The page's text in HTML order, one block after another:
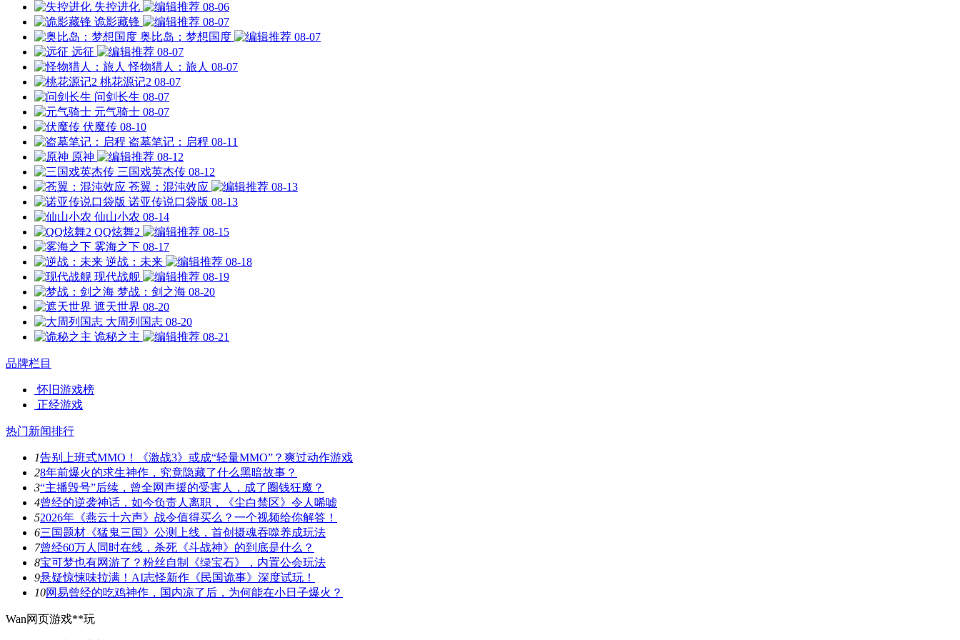
失控进化
08-06
诡影藏锋
08-07
奥比岛：梦想国度
08-07
远征
08-07
怪物猎人：旅人 08-07
桃花源记2 08-07
问剑长生 08-07
元气骑士 08-07
伏魔传 08-10
盗墓笔记：启程 08-11
原神
08-12
三国戏英杰传 08-12
苍翼：混沌效应
08-13
诺亚传说口袋版 08-13
仙山小农 08-14
QQ炫舞2
08-15
雾海之下 08-17
逆战：未来
08-18
现代战舰
08-19
梦战：剑之海 08-20
遮天世界 08-20
大周列国志 08-20
诡秘之主
08-21
品牌栏目
怀旧游戏榜
正经游戏
热门新闻排行
1告别上班式MMO！《激战3》或成“轻量MMO”？爽过动作游戏
28年前爆火的求生神作，究竟隐藏了什么黑暗故事？
3“主播毁号”后续，曾全网声援的受害人，成了圈钱狂魔？
4曾经的逆袭神话，如今负责人离职，《尘白禁区》令人唏嘘
52026年《燕云十六声》战令值得买么？一个视频给你解答！
6三国题材《猛鬼三国》公测上线，首创摄魂吞噬养成玩法
7曾经60万人同时在线，杀死《斗战神》的到底是什么？
8宝可梦也有网游了？粉丝自制《绿宝石》，内置公会玩法
9悬疑惊悚味拉满！AI志怪新作《民国诡事》深度试玩！
10网易曾经的吃鸡神作，国内凉了后，为何能在小日子爆火？
Wan网页游戏**玩